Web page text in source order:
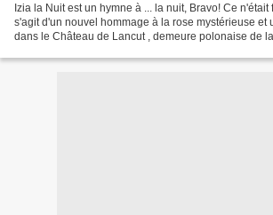
Izia la Nuit est un hymne à ... la nuit, Bravo! Ce n'était
s'agit d'un nouvel hommage à la rose mystérieuse et
dans le Château de Lancut , demeure polonaise de la